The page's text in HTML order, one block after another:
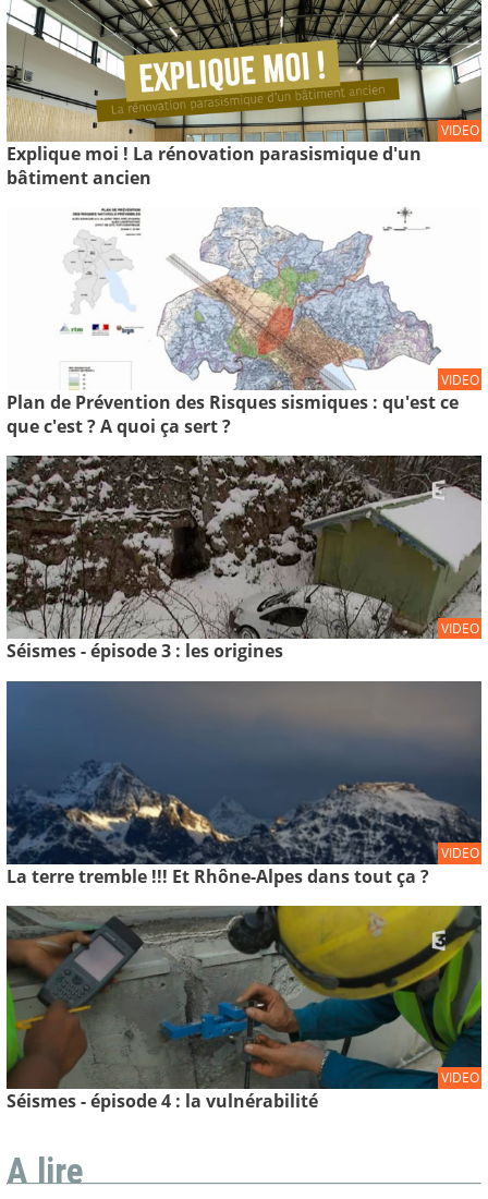
VIDEO
Explique moi ! La rénovation parasismique d'un
bâtiment ancien
VIDEO
Plan de Prévention des Risques sismiques : qu'est ce
que c'est ? A quoi ça sert ?
VIDEO
Séismes - épisode 3 : les origines
VIDEO
La terre tremble !!! Et Rhône-Alpes dans tout ça ?
VIDEO
Séismes - épisode 4 : la vulnérabilité
A lire